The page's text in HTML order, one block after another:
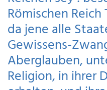
Römischen
da jene alle
Gewissens-
Aberglauben,
Religion, in ihrer